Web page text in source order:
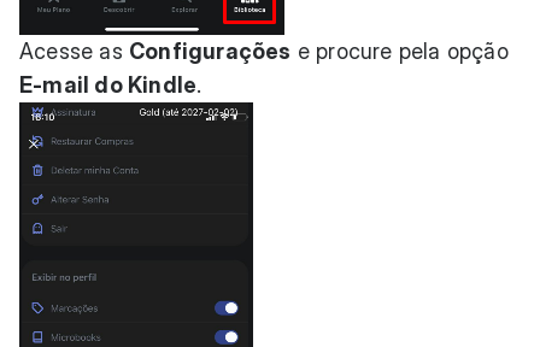
Acesse as Configurações e procure pela opção
E-mail do Kindle.